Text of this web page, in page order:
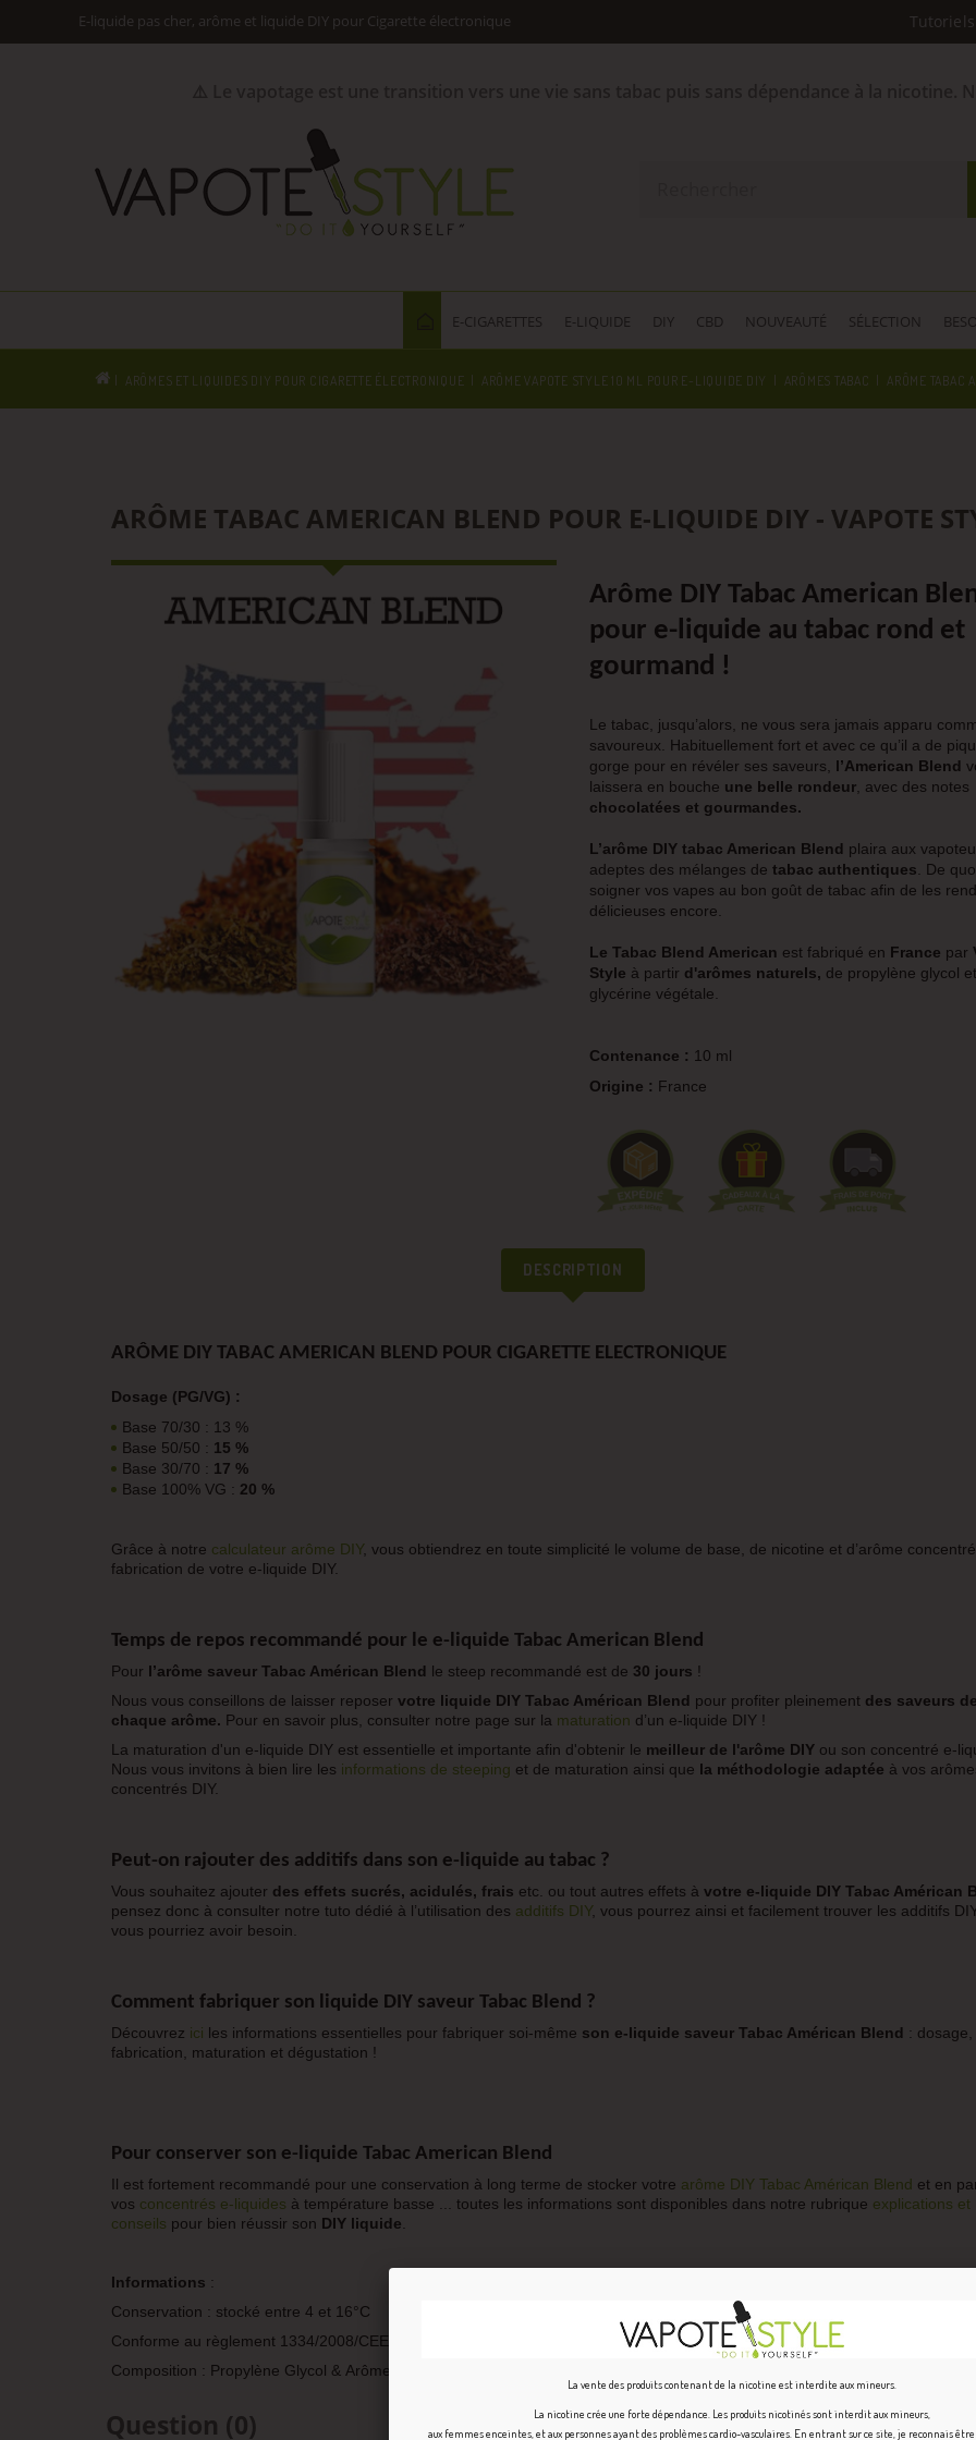
E-liquide pas cher, arôme et liquide DIY pour Cigarette électronique Tutoriels
E-CIGARETTES E-LIQUIDE DIY CBD NOUVEAUTÉ SÉLECTION
ARÔMES ET LIQUIDES DIY POUR CIGARETTE ÉLECTRONIQUE ARÔME VAPOTE STYLE 10 ML POUR E-LIQUIDE DIY ARÔMES TABAC ARÔME TABAC
ARÔME TABAC AMERICAN BLEND POUR E-LIQUIDE DIY - VAPOTE
Arôme DIY Tabac American
pour e-liquide au tabac rond et
gourmand !
Le tabac, jusqu’alors, ne vous sera jamais apparu
savoureux. Habituellement fort et avec ce qu’il a de
gorge pour en révéler ses saveurs,
l’American Blend
laissera en bouche une belle rondeur, avec des notes
chocolatées et gourmandes.
L’arôme DIY tabac American Blend plaira aux
adeptes des mélanges de tabac authentiques . De
soigner vos vapes au bon goût de tabac afin de les
délicieuses encore.
Le Tabac Blend American est fabriqué en France par
Style à partir d'arômes naturels, de propylène glycol
glycérine végétale.
Contenance : 10 ml
Origine : France
DESCRIPTION
ARÔME DIY TABAC AMERICAN BLEND POUR CIGARETTE ELECTRONIQUE
Dosage (PG/VG) :
Base 70/30 : 13 %
Base 50/50 : 15 %
Base 30/70 : 17 %
Base 100% VG : 20 %
Grâce à notre calculateur arôme DIY, vous obtiendrez en toute simplicité le volume de base, de nicotine et d’arôme
fabrication de votre e-liquide DIY.
Temps de repos recommandé pour le e-liquide Tabac American Blend
Pour l’arôme saveur Tabac Américan Blend le steep recommandé est de 30 jours !
Nous vous conseillons de laisser reposer votre liquide DIY Tabac Américan Blend pour profiter pleinement des saveurs
chaque arôme. Pour en savoir plus, consulter notre page sur la maturation d’un e-liquide DIY !
La maturation d'un e-liquide DIY est essentielle et importante afin d'obtenir le meilleur de l'arôme DIY ou son concentré e-
Nous vous invitons à bien lire les informations de steeping et de maturation ainsi que la méthodologie adaptée à vos
concentrés DIY.
Peut-on rajouter des additifs dans son e-liquide au tabac ?
Vous souhaitez ajouter des effets sucrés, acidulés, frais etc. ou tout autres effets à votre e-liquide DIY Tabac Américan
pensez donc à consulter notre tuto dédié à l’utilisation des additifs DIY, vous pourrez ainsi et facilement trouver les additifs
vous pourriez avoir besoin.
Comment fabriquer son liquide DIY saveur Tabac Blend ?
Découvrez ici les informations essentielles pour fabriquer soi-même son e-liquide saveur Tabac Américan Blend : dosage,
fabrication, maturation et dégustation !
Pour conserver son e-liquide Tabac American Blend
Il est fortement recommandé pour une conservation à long terme de stocker votre arôme DIY Tabac Américan Blend et en
vos concentrés e-liquides à température basse ... toutes les informations sont disponibles dans notre rubrique explications et
conseils pour bien réussir son DIY liquide
Informations :
Conservation : stocké entre 4 et 16°C
Conforme au règlement 1334/2008/CEE
Composition : Propylène Glycol & Arôme alimentaire
Question (0)
La vente des produits contenant de la nicotine est interdite aux mineurs.
La nicotine crée une forte dépendance. Les produits nicotinés sont interdit aux mineurs,
aux femmes enceintes, et aux personnes ayant des problèmes cardio-vasculaires. En entrant sur ce site, je reconnais